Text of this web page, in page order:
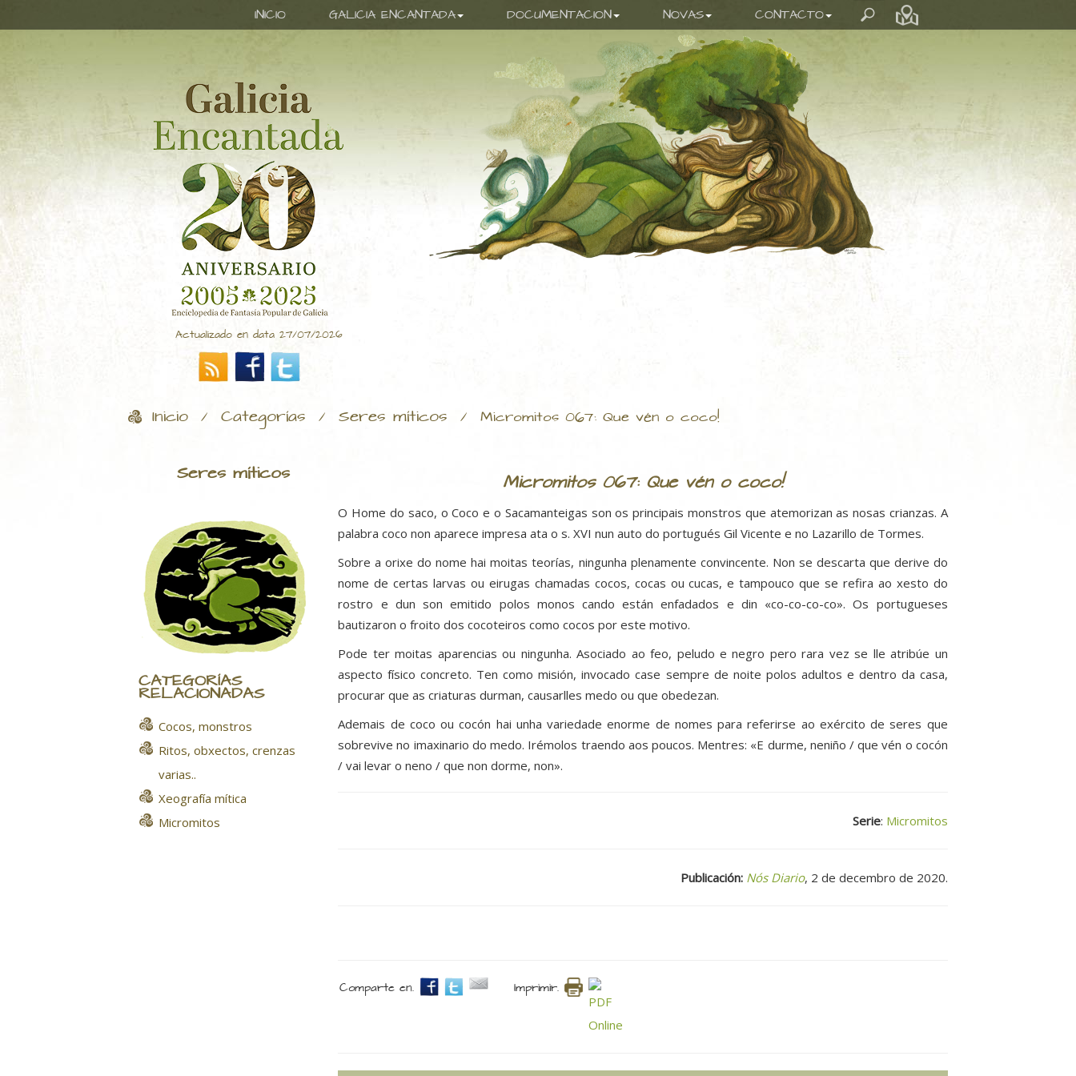
INICIO GALICIA ENCANTADA DOCUMENTACION NOVAS CONTACTO
Actualizado en data 27/07/2026
Inicio / Categorías / Seres míticos / Micromitos 067: Que vén o coco!
Seres míticos
CATEGORÍAS
RELACIONADAS
Cocos, monstros
Ritos, obxectos, crenzas
varias..
Xeografía mítica
Micromitos
Micromitos 067: Que vén o coco!
O Home do saco, o Coco e o Sacamanteigas son os principais monstros que atemorizan as nosas crianzas. A
palabra coco non aparece impresa ata o s. XVI nun auto do portugués Gil Vicente e no Lazarillo de Tormes.
Sobre a orixe do nome hai moitas teorías, ningunha plenamente convincente. Non se descarta que derive do
nome de certas larvas ou eirugas chamadas cocos, cocas ou cucas, e tampouco que se refira ao xesto do
rostro e dun son emitido polos monos cando están enfadados e din «co-co-co-co». Os portugueses
bautizaron o froito dos cocoteiros como cocos por este motivo.
Pode ter moitas aparencias ou ningunha. Asociado ao feo, peludo e negro pero rara vez se lle atribúe un
aspecto físico concreto. Ten como misión, invocado case sempre de noite polos adultos e dentro da casa,
procurar que as criaturas durman, causarlles medo ou que obedezan.
Ademais de coco ou cocón hai unha variedade enorme de nomes para referirse ao exército de seres que
sobrevive no imaxinario do medo. Irémolos traendo aos poucos. Mentres: «E durme, neniño / que vén o cocón
/ vai levar o neno / que non dorme, non».
Serie: Micromitos
Publicación: Nós Diario, 2 de decembro de 2020.
Comparte en. Imprimir.